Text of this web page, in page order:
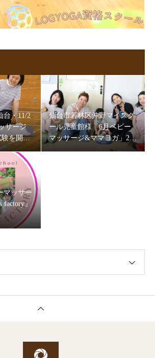
台・11/2
サージ
を開催
仙台市若林区沖野マイスク
ール児童館様「6月ベビー
マッサージ&ママヨガ」202
マッサー
factory』